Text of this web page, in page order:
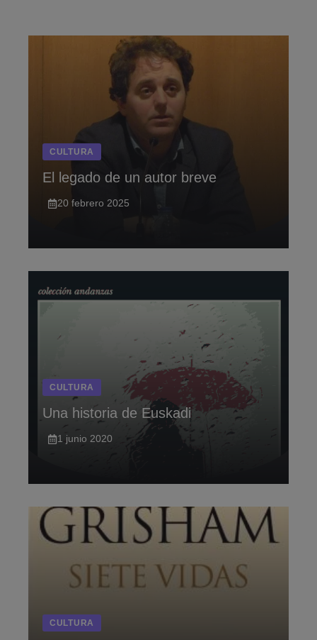
CULTURA
El legado de un autor breve
20 febrero 2025
CULTURA
Una historia de Euskadi
1 junio 2020
CULTURA